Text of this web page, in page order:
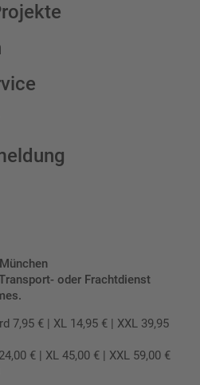
oder Frachtdienst
7,95 € | XL 14,95 € | XXL 39,95
€ | XL 45,00 € | XXL 59,00 €